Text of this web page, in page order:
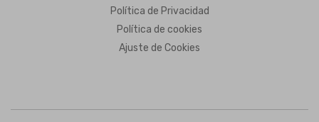
Política de Privacidad
Política de cookies
Ajuste de Cookies